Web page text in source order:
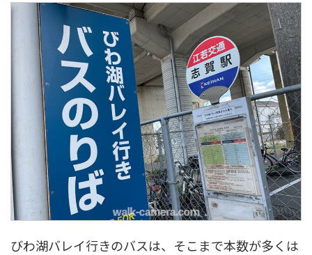
びわ湖バレイ行きのバスは、そこまで本数が多くは